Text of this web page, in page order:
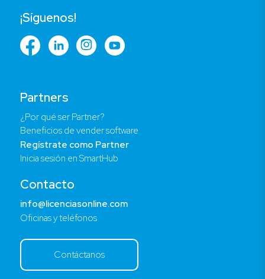
Partners
¿Por qué ser Partner?
Beneficios de vender software
Regístrate como Partner
Inicia sesión en SmartHub
Contacto
info@licenciasonline.com
Oficinas y teléfonos
Contáctanos
¡Síguenos!